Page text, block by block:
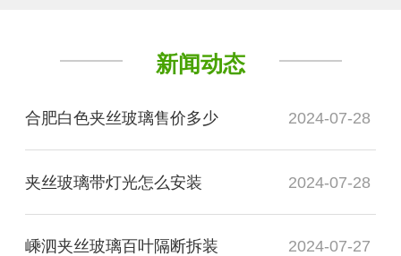
新闻动态
合肥白色夹丝玻璃售价多少 2024-07-28
夹丝玻璃带灯光怎么安装 2024-07-28
嵊泗夹丝玻璃百叶隔断拆装 2024-07-27